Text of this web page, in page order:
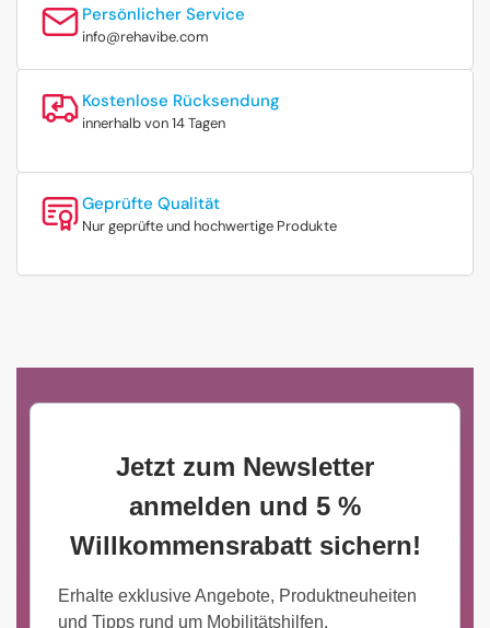
Persönlicher Service
info@rehavibe.com
Kostenlose Rücksendung
innerhalb von 14 Tagen
Geprüfte Qualität
Nur geprüfte und hochwertige Produkte
Jetzt zum Newsletter
anmelden und 5 %
Willkommensrabatt sichern!
Erhalte exklusive Angebote, Produktneuheiten
und Tipps rund um Mobilitätshilfen.